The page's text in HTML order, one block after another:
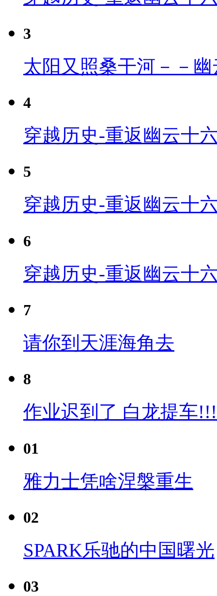
3
太阳又照桑干河－－
4
穿越历史-重返幽云十
5
穿越历史-重返幽云十
6
穿越历史-重返幽云十
7
请你到天涯海角去
8
作业迟到了 白龙提车
01
雅力士凭啥涅槃重生
02
SPARK乐驰的中国曙光
03